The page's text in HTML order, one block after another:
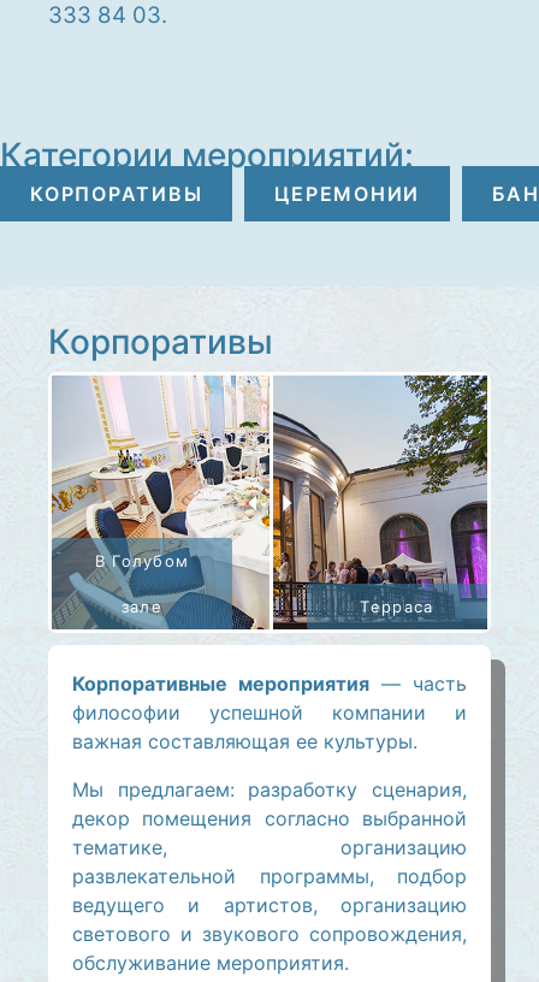
333 84 03.
Категории мероприятий:
КОРПОРАТИВЫ ЦЕРЕМОНИИ
Корпоративы
Корпоративные мероприятия — часть
философии успешной компании и
важная составляющая ее культуры.
Мы предлагаем: разработку сценария,
декор помещения согласно выбранной
тематике, организацию
развлекательной программы, подбор
ведущего и артистов, организацию
светового и звукового сопровождения,
обслуживание мероприятия.